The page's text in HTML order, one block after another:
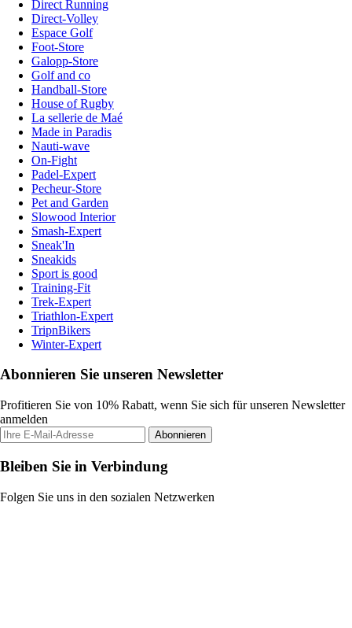
Direct Running
Direct-Volley
Espace Golf
Foot-Store
Galopp-Store
Golf and co
Handball-Store
House of Rugby
La sellerie de Maé
Made in Paradis
Nauti-wave
On-Fight
Padel-Expert
Pecheur-Store
Pet and Garden
Slowood Interior
Smash-Expert
Sneak'In
Sneakids
Sport is good
Training-Fit
Trek-Expert
Triathlon-Expert
TripnBikers
Winter-Expert
Abonnieren Sie unseren Newsletter
Profitieren Sie von 10% Rabatt, wenn Sie sich für unseren Newsletter
anmelden
Abonnieren
Bleiben Sie in Verbindung
Folgen Sie uns in den sozialen Netzwerken